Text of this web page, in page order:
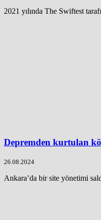
2021 yılında The Swiftest
Depremden kurtulan
26.08.2024
Ankara’da bir site yönetimi